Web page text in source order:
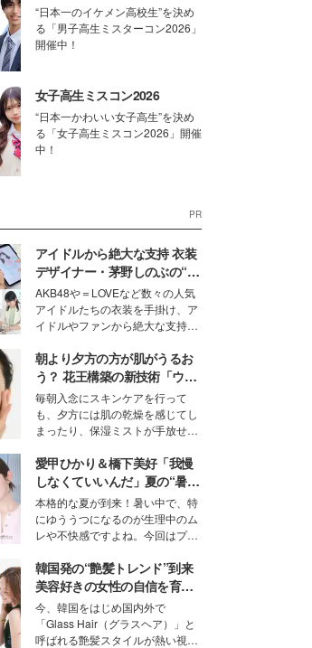
“日本一のイケメン高校生”を決め
る「男子高生ミスターコン2026」
開催中！
女子高生ミスコン2026
“日本一かわいい女子高生”を決め
る「女子高生ミスコン2026」開催
中！
PR
アイドルから絶大な支持 衣装
デザイナー・茅野しのぶの“可
愛い”を作る美学＜「シチズン
クロスシー」インタビュー＞
AKB48や＝LOVEなど数々の人気
アイドルたちの衣装を手掛け、ア
イドルやファンから絶大な支持を
取締役兼クリエイティブディレク
ター・茅野しのぶ。一人ひとりの
個性に寄り添い、魅力を引き出す
衣装作りは、多くの女性たちに勇
気と自信を与え続けている。
朝より夕方の方が肌がうるお
う？ 花王構築の新技術「ウォ
ーターキャプチャリングスキ
ン（捕水肌）」がスキンケア
の常識を変える予感
毎朝入念にスキンケアを行って
も、夕方には肌の乾燥を感じてし
まったり、保湿ミストが手放せな
な美容の常識を大きく変える可能
性を秘めた、革新的な「Water
Capturing Skin（ウォーターキャ
プチャリングスキン：捕水肌）」
技術を、花王が構築した。
愛甲ひかり＆橋下美好「我慢
しなくていいんだ」夏の“暑さ
対策”の新しい選択肢とは？
本格的な夏が到来！暑い中で、特
にゆううつになるのが生理中のム
レや不快感ですよね。今回はプラ
モデル・愛甲ひかりさんと橋下美
好さんを迎えて本音で女子会トー
ク。猛暑のお出かけを快適に過ご
すヒントや、2人が感動した夏の
生理の新常識にも迫りました。
韓国発の“艶髪トレンド”到来
美容好きの女性の自信を育む
「ヘアケア事情」って？
今、韓国をはじめ国内外で
「Glass Hair（グラスヘア）」と
呼ばれる艶髪スタイルが熱い視線